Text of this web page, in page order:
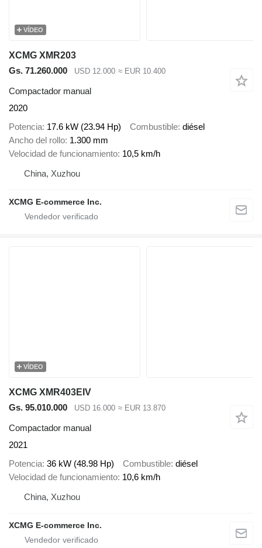
VÍDEO
XCMG XMR203
Gs. 71.260.000
USD 12.000 ≈ EUR 10.400
Compactador manual
2020
Potencia 17.6 kW (23.94 Hp) Combustible diésel
Ancho del rollo 1.300 mm
Velocidad de funcionamiento 10,5 km/h
China, Xuzhou
XCMG E-commerce Inc.
VÍDEO
XCMG XMR403EIV
Gs. 95.010.000
USD 16.000 ≈ EUR 13.870
Compactador manual
2021
Potencia 36 kW (48.98 Hp) Combustible diésel
Velocidad de funcionamiento 10,6 km/h
China, Xuzhou
XCMG E-commerce Inc.